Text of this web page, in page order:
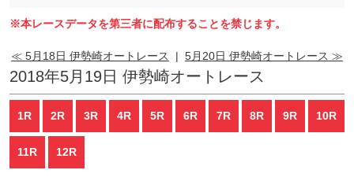
※本レースデータを第三者に配布することを禁じます。
≪ 5月18日 伊勢崎オートレース | 5月20日 伊勢崎オートレース ≫
2018年5月19日 伊勢崎オートレース
1R 2R 3R 4R 5R 6R 7R 8R 9R 10R
11R 12R